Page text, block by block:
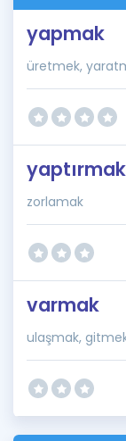
Blog
İngilizce
yapmak
üretmek,
yaptırmak
zorlamak
varmak
ulaşmak,